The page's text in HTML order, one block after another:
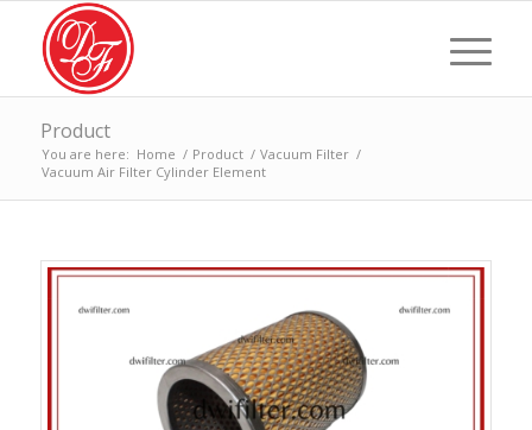
Product
You are here: Home / Product / Vacuum Filter /
Vacuum Air Filter Cylinder Element